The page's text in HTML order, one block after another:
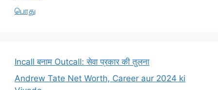
பொது
Incall बनाम Outcall: सेवा प्रकार की तुलना
Andrew Tate Net Worth, Career aur 2024 ki